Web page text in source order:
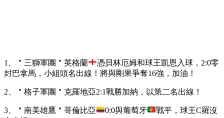
1、＂三獅軍團＂英格蘭
憑貝林厄姆和球王凱恩入球，2:0零
封巴拿馬，小組頭名出線！將與剛果爭奪16強，加油！
2、＂格子軍團＂克羅地亞2:1戰勝加納，以第二名出線！
3、＂南美雄鷹＂哥倫比亞 0:0與葡萄牙
戰平，球王C羅沒